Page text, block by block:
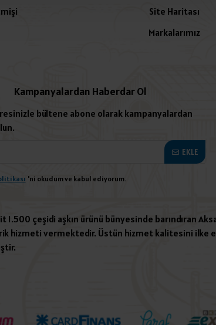
Site Haritası
Markalarımız
Kampanyalardan Haberdar Ol
bültene abone olarak kampanyalardan
EKLE
'ni okudum ve kabul ediyorum.
1.500 çeşidi aşkın ürünü bünyesinde barındıran
hizmeti vermektedir. Üstün hizmet kalitesini